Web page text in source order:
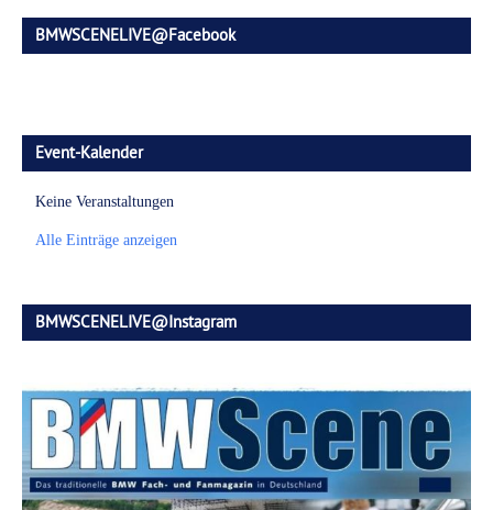
BMWSCENELIVE@Facebook
Event-Kalender
Keine Veranstaltungen
Alle Einträge anzeigen
BMWSCENELIVE@Instagram